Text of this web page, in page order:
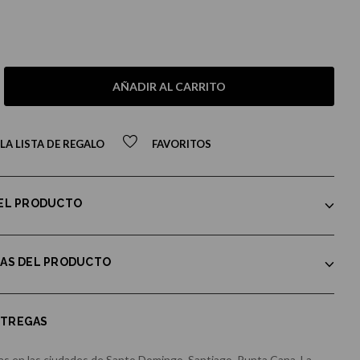
AÑADIR AL CARRITO
LISTA DE REGALO FAVORITOS
PRODUCTO
DEL PRODUCTO